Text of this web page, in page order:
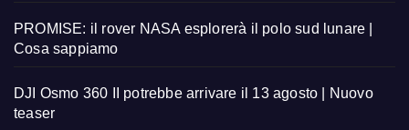
PROMISE: il rover NASA esplorerà il polo sud lunare |
Cosa sappiamo
DJI Osmo 360 II potrebbe arrivare il 13 agosto | Nuovo
teaser